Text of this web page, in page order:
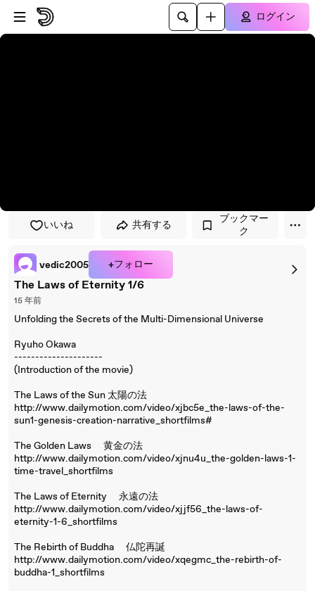
プレイヤーにスキップ
メインコンテンツにスキップ
ログイン
いいね 共有する
ブックマー
ク
vedic2005 +フォロー
The Laws of Eternity 1/6
15 年前
Unfolding the Secrets of the Multi-Dimensional Universe
Ryuho Okawa
---------------------
(Introduction of the movie)
The Laws of the Sun 太陽の法
http://www.dailymotion.com/video/xjbc5e_the-laws-of-the-
sun1-genesis-creation-narrative_shortfilms#
The Golden Laws 黄金の法
http://www.dailymotion.com/video/xjnu4u_the-golden-laws-1-
time-travel_shortfilms
The Laws of Eternity 永遠の法
http://www.dailymotion.com/video/xjjf56_the-laws-of-
eternity-1-6_shortfilms
The Rebirth of Buddha 仏陀再誕
http://www.dailymotion.com/video/xqegmc_the-rebirth-of-
buddha-1_shortfilms